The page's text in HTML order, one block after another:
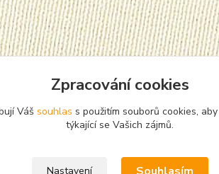
Zpracování cookies
Váš souhlas s použitím souborů cookies,
týkající se Vašich zájmů.
Nastavení